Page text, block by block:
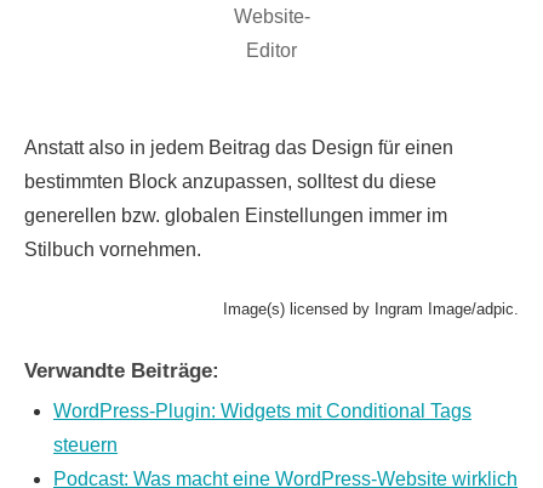
Website-
Editor
Anstatt also in jedem Beitrag das Design für einen
bestimmten Block anzupassen, solltest du diese
generellen bzw. globalen Einstellungen immer im
Stilbuch vornehmen.
Image(s) licensed by Ingram Image/adpic.
Verwandte Beiträge:
WordPress-Plugin: Widgets mit Conditional Tags
steuern
Podcast: Was macht eine WordPress-Website wirklich